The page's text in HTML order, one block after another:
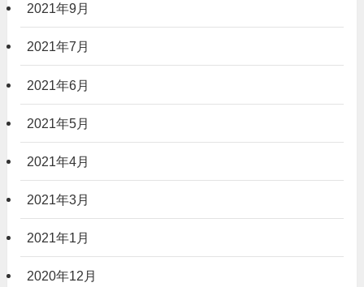
2021年9月
2021年7月
2021年6月
2021年5月
2021年4月
2021年3月
2021年1月
2020年12月